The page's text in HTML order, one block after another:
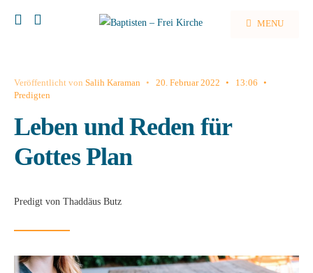
MENU
Veröffentlicht von Salih Karaman • 20. Februar 2022 • 13:06 •
Predigten
Leben und Reden für
Gottes Plan
Predigt von Thaddäus Butz